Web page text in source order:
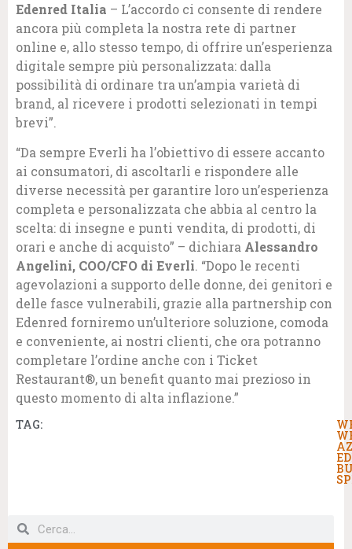
Edenred Italia – L’accordo ci consente di rendere
ancora più completa la nostra rete di partner
online e, allo stesso tempo, di offrire un’esperienza
digitale sempre più personalizzata: dalla
possibilità di ordinare tra un’ampia varietà di
brand, al ricevere i prodotti selezionati in tempi
brevi”.
“Da sempre Everli ha l’obiettivo di essere accanto
ai consumatori, di ascoltarli e rispondere alle
diverse necessità per garantire loro un’esperienza
completa e personalizzata che abbia al centro la
scelta: di insegne e punti vendita, di prodotti, di
orari e anche di acquisto” – dichiara Alessandro
Angelini, COO/CFO di Everli. “Dopo le recenti
agevolazioni a supporto delle donne, dei genitori e
delle fasce vulnerabili, grazie alla partnership con
Edenred forniremo un’ulteriore soluzione, comoda
e conveniente, ai nostri clienti, che ora potranno
completare l’ordine anche con i Ticket
Restaurant®, un benefit quanto mai prezioso in
questo momento di alta inflazione.”
TAG: